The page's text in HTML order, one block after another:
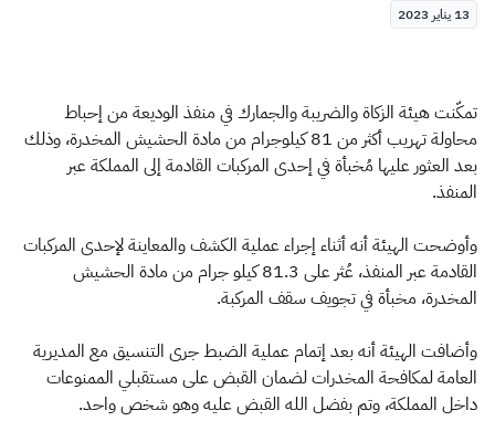
13 يناير 2023
تمكّنت هيئة الزكاة والضريبة والجمارك في منفذ الوديعة من إحباط
محاولة تهريب أكثر من 81 كيلوجرام من مادة الحشيش المخدرة، وذلك
بعد العثور عليها مُخبأة في إحدى المركبات القادمة إلى المملكة عبر
المنفذ.
وأوضحت الهيئة أنه أثناء إجراء عملية الكشف والمعاينة لإحدى المركبات
القادمة عبر المنفذ، عُثر على 81.3 كيلو جرام من مادة الحشيش
المخدرة، مخبأة في تجويف سقف المركبة.
وأضافت الهيئة أنه بعد إتمام عملية الضبط جرى التنسيق مع المديرية
العامة لمكافحة المخدرات لضمان القبض على مستقبلي الممنوعات
داخل المملكة، وتم بفضل الله القبض عليه وهو شخص واحد.